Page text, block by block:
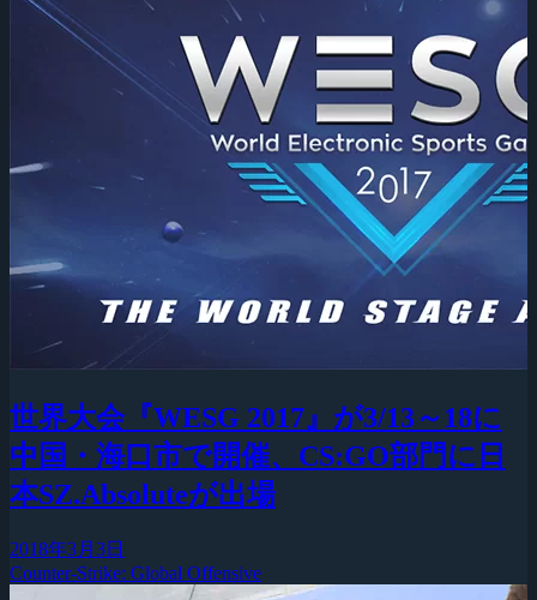
世界大会『WESG 2017』が3/13～18に
中国・海口市で開催、CS:GO部門に日
本SZ.Absoluteが出場
2018年3月3日
Counter-Strike: Global Offensive